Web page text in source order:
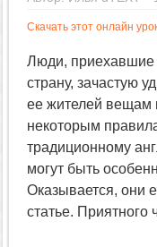
Скачать этот онлайн
Люди, приехавшие
страну, зачастую
ее жителей вещам
некоторым
традиционному
могут быть
Оказывается, они
статье. Приятного